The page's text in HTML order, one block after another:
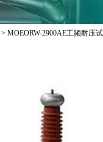
> MOEORW-2900AE工频耐压